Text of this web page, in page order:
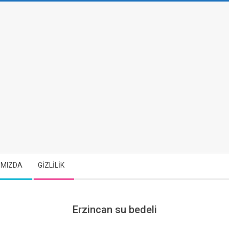
GİZLİLİK
Erzincan su bedeli